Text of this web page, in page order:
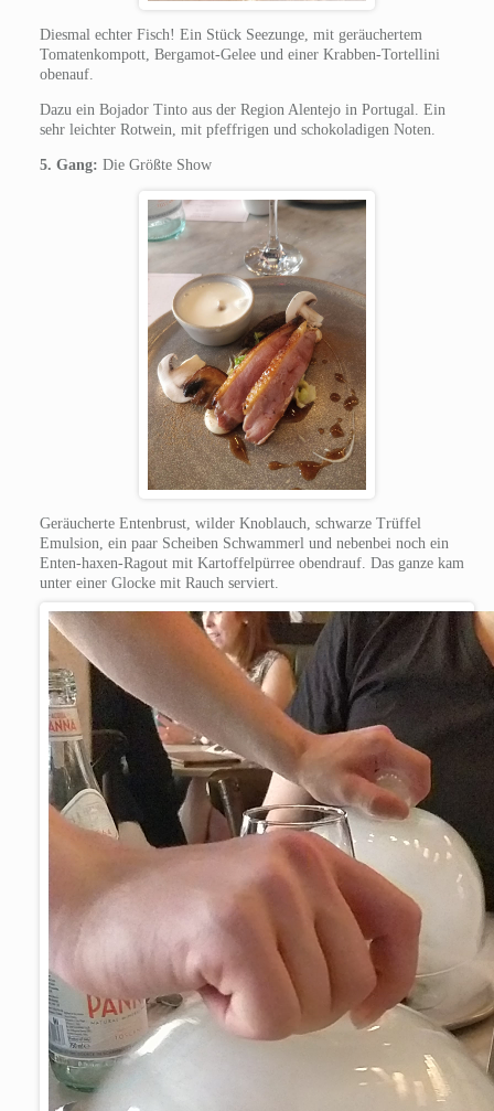
Diesmal echter Fisch! Ein Stück Seezunge, mit geräuchertem
Tomatenkompott, Bergamot-Gelee und einer Krabben-Tortellini
obenauf.
Dazu ein Bojador Tinto aus der Region Alentejo in Portugal. Ein
sehr leichter Rotwein, mit pfeffrigen und schokoladigen Noten.
5. Gang: Die Größte Show
Geräucherte Entenbrust, wilder Knoblauch, schwarze Trüffel
Emulsion, ein paar Scheiben Schwammerl und nebenbei noch ein
Enten-haxen-Ragout mit Kartoffelpürree obendrauf. Das ganze kam
unter einer Glocke mit Rauch serviert.